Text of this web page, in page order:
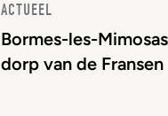
ACTUEEL
Bormes-les-
dorp van de Fransen